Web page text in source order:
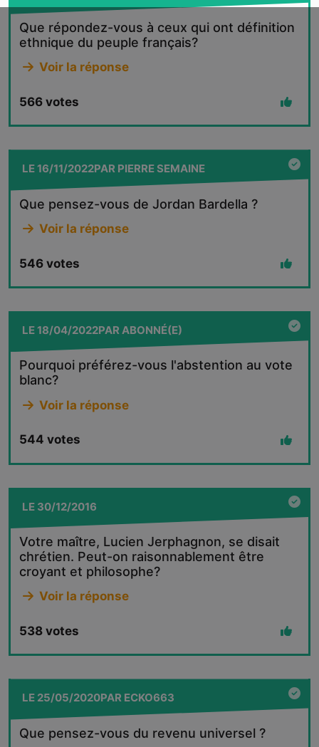
Que répondez-vous à ceux qui ont définition
ethnique du peuple français?
Voir la réponse
566 votes
LE16/11/2022PAR PIERRE SEMAINE
Que pensez-vous de Jordan Bardella ?
Voir la réponse
546 votes
LE18/04/2022PARABONNÉ(E)
Pourquoi préférez-vous l'abstention au vote
blanc?
Voir la réponse
544 votes
LE 30/12/2016
Votre maître, Lucien Jerphagnon, se disait
chrétien. Peut-on raisonnablement être
croyant et philosophe?
Voir la réponse
538 votes
LE 25/05/2020PAR ECKO663
Que pensez-vous du revenu universel ?